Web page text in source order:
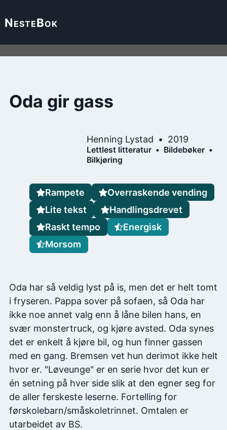
NesteBok
Oda gir gass
Henning Lystad 2019
Lettlest litteratur
Bildebøker
Bilkjøring
Oda har så veldig lyst på is, men det er helt tomt
i fryseren. Pappa sover på sofaen, så Oda har
ikke noe annet valg enn å låne bilen hans, en
svær monstertruck, og kjøre avsted. Oda synes
det er enkelt å kjøre bil, og hun finner gassen
med en gang. Bremsen vet hun derimot ikke helt
hvor er. "Løveunge" er en serie hvor det kun er
én setning på hver side slik at den egner seg for
de aller ferskeste leserne. Fortelling for
førskolebarn/småskoletrinnet. Omtalen er
utarbeidet av BS.
Rampete
Overraskende vending
Lite tekst
Handlingsdrevet
Raskt tempo
Energisk
Morsom